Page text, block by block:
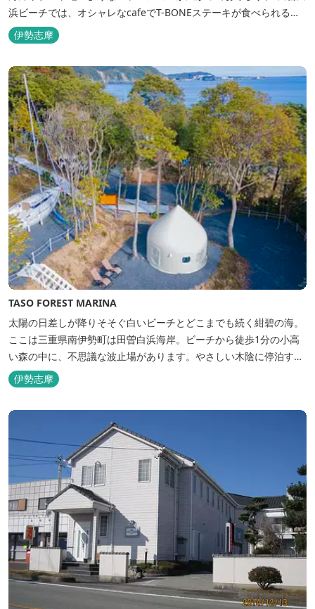
浜ビーチでは、オシャレなcafeでT-BONEステーキが食べられる。
又、海を見ながら黄昏るのもよし、アクティブにマリンアクティビ
ティ・スカイダイビング・ヘリコプタークルージングを体験するこ
ともできます。 是非、田曽白浜にございます施設紹介のVTRをご参
照く...
伊勢志摩
TASO FOREST MARINA
太陽の日差しが降りそそぐ白いビーチとどこまでも続く紺碧の海。
ここは三重県南伊勢町は田曽白浜海岸。ビーチから徒歩1分の小高
い森の中に、不思議な波止場があります。やさしい木陰に停泊する
のは3艇のヨット。日本初の森のマリーナです。 航海の気分高まる
インテリアは見た目からは想像できないほど広く、くつろぎの空
間。夏場でもエアコン完備で快適にお過ごしいただけます。甲板の
上に寝転んで夜空を見上げれば...
伊勢志摩